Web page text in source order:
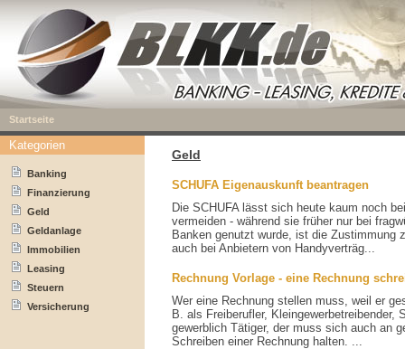
Startseite
Geld
SCHUFA Eigenauskunft beantragen
Die SCHUFA lässt sich heute kaum noch
vermeiden - während sie früher nur bei
Banken genutzt wurde, ist die Zustimmung
auch bei Anbietern von Handyverträg...
Rechnung Vorlage - eine Rechnung
Wer eine Rechnung stellen muss, weil er
B. als Freiberufler, Kleingewerbetreibender,
gewerblich Tätiger, der muss sich auch an
Schreiben einer Rechnung halten. ...
Kategorien
Banking
Finanzierung
Geld
Geldanlage
Immobilien
Leasing
Steuern
Versicherung